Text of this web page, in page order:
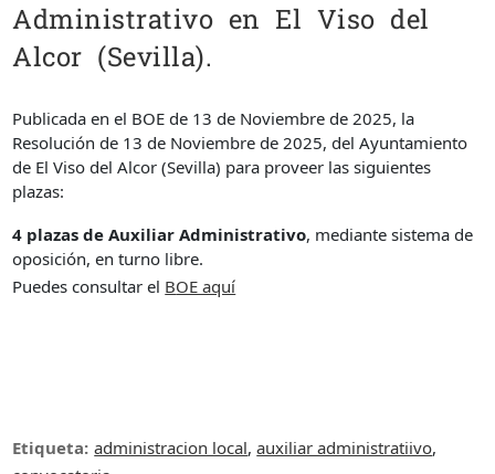
Administrativo en El Viso del
Alcor (Sevilla).
Publicada en el BOE de 13 de Noviembre de 2025, la
Resolución de 13 de Noviembre de 2025, del Ayuntamiento
de El Viso del Alcor (Sevilla) para proveer las siguientes
plazas:
4 plazas de Auxiliar Administrativo, mediante sistema de
oposición, en turno libre.
Puedes consultar el BOE aquí
Etiqueta: administracion local,auxiliar administratiivo,